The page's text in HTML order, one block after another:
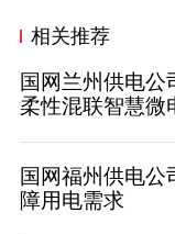
相关推荐
国网兰州供电
柔性混联智慧微
国网福州供电公
障用电需求